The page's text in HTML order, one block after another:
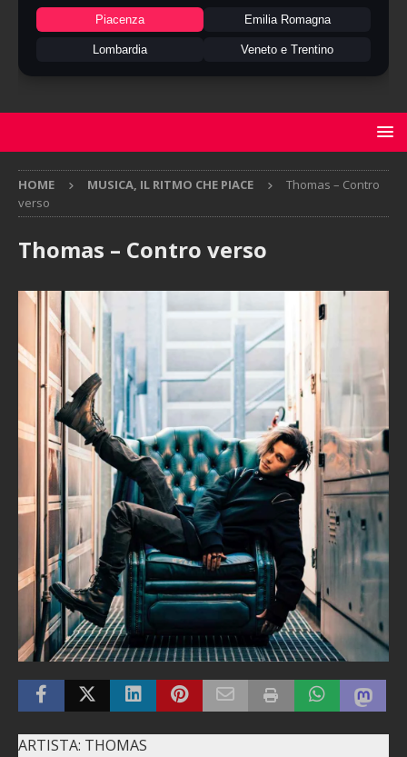
Piacenza Emilia Romagna
Lombardia Veneto e Trentino
HOME MUSICA, IL RITMO CHE PIACE
Thomas – Contro
verso
Thomas – Contro verso
ARTISTA: THOMAS